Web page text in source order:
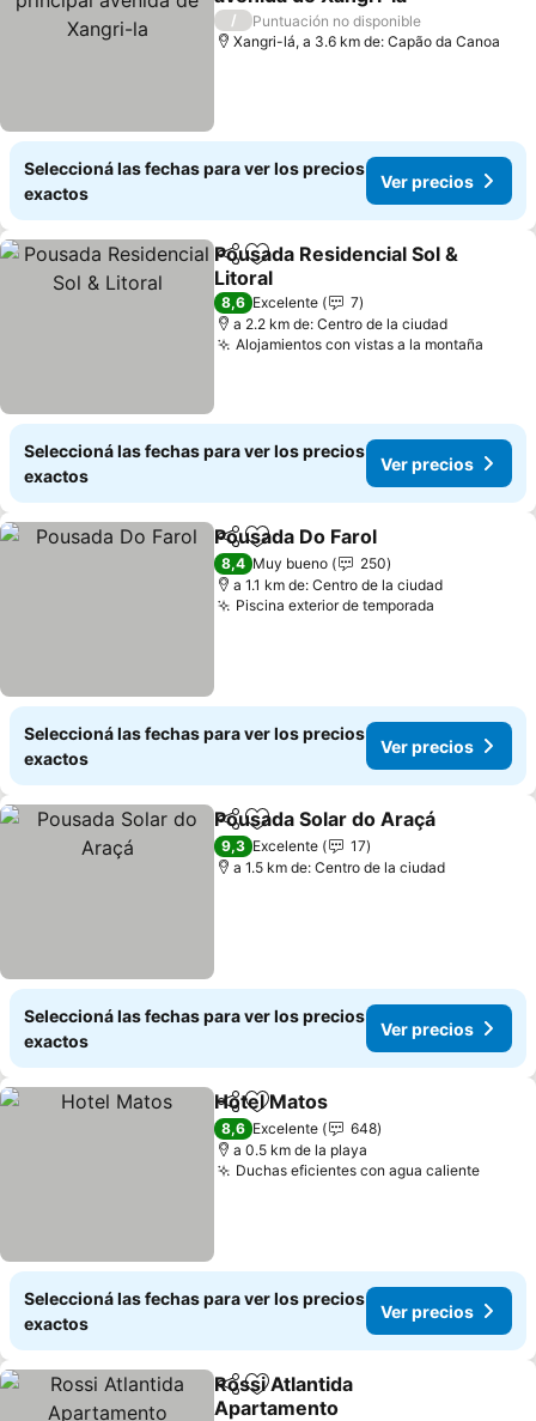
/
Puntuación no disponible
Xangri-lá, a 3.6 km de: Capão da Canoa
Seleccioná las fechas para ver los precios
exactos
Ver precios
CompartirAñadir a favoritos
Pousada Residencial Sol &
Litoral
8,6 Excelente
7
a 2.2 km de: Centro de la ciudad
Alojamientos con vistas a la montaña
Seleccioná las fechas para ver los precios
exactos
Ver precios
CompartirAñadir a favoritos
Pousada Do Farol
8,4 Muy bueno
250
a 1.1 km de: Centro de la ciudad
Piscina exterior de temporada
Seleccioná las fechas para ver los precios
exactos
Ver precios
CompartirAñadir a favoritos
Pousada Solar do Araçá
9,3 Excelente
17
a 1.5 km de: Centro de la ciudad
Seleccioná las fechas para ver los precios
exactos
Ver precios
CompartirAñadir a favoritos
Hotel Matos
8,6 Excelente
648
a 0.5 km de la playa
Duchas eficientes con agua caliente
Seleccioná las fechas para ver los precios
exactos
Ver precios
CompartirAñadir a favoritos
Rossi Atlantida
Apartamento